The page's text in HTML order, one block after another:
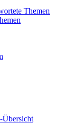
Themen
Übersicht